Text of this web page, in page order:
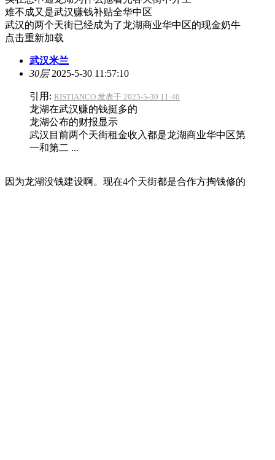
难不成又是武汉赚钱补贴全华中区
武汉的两个天街已经成为了龙湖商业华中区的现金奶牛
点击重新加载
武汉米兰
30层2025-5-30 11:57:10
引用: RISTIANCO 发表于 2025-5-30 11:40
龙湖在武汉赚的钱挺多的
龙湖公布的财报显示
武汉目前两个天街租金收入都是龙湖商业华中区第
一和第二 ...
因为龙湖没钱建设啊。现在4个天街都是合作方掏钱修的